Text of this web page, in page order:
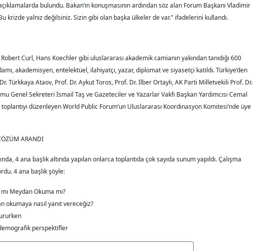
bulundu. Bakan’ın konuşmasının ardından söz alan Forum Başkanı Vladimir
krizde yalnız değilsiniz. Sizin gibi olan başka ülkeler de var." ifadelerini kullandı.
Curl, Hans Koechler gibi uluslararası akademik camianın yakından tanıdığı 600
akademisyen, entelektüel, ilahiyatçı, yazar, diplomat ve siyasetçi katıldı. Türkiye’den
Türkkaya Ataov, Prof. Dr. Aykut Toros, Prof. Dr. İlber Ortaylı, AK Parti Milletvekili Prof. Dr.
Genel Sekreteri İsmail Taş ve Gazeteciler ve Yazarlar Vakfı Başkan Yardımcısı Cemal
düzenleyen World Public Forum’un Uluslararası Koordinasyon Komitesi’nde üye
ARANDI
4 ana başlık altında yapılan onlarca toplantıda çok sayıda sunum yapıldı. Çalışma
4 ana başlık şöyle:
Meydan Okuma mı?
okumaya nasıl yanıt vereceğiz?
perspektifler